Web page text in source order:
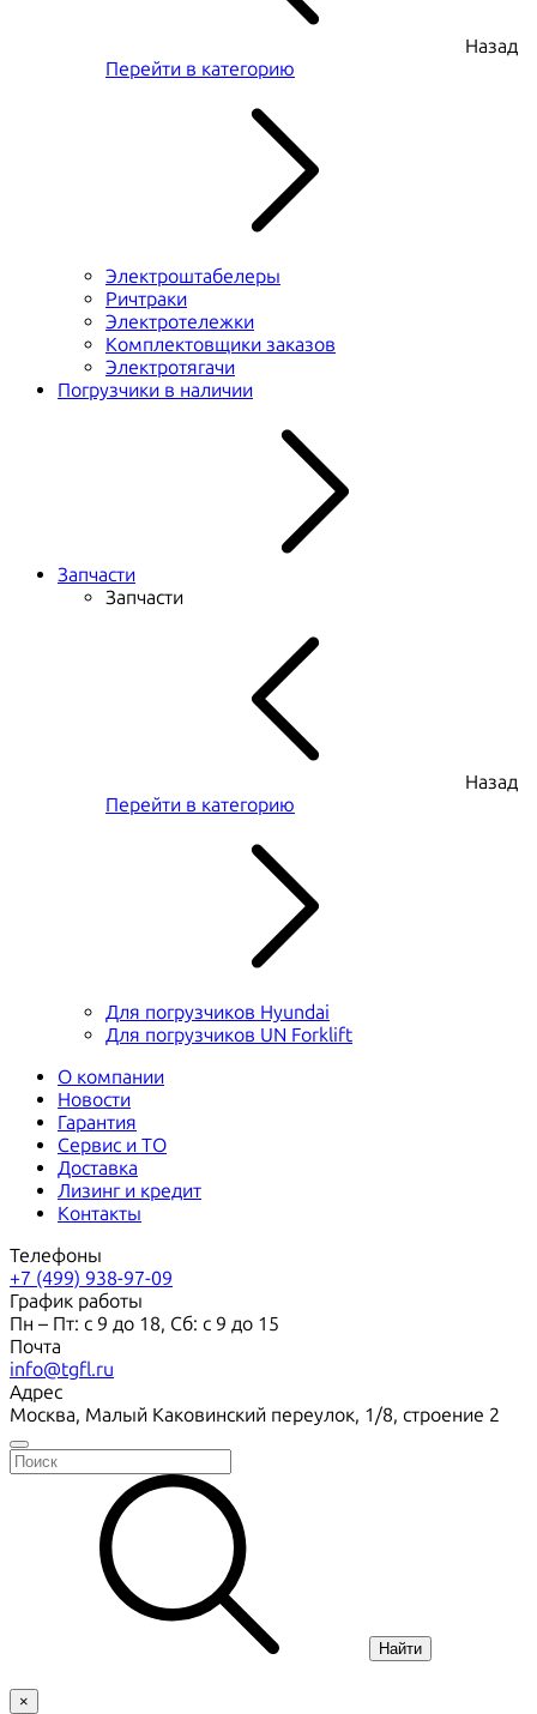
Назад
Перейти в категорию
Электроштабелеры
Ричтраки
Электротележки
Комплектовщики заказов
Электротягачи
Погрузчики в наличии
Запчасти
Запчасти
Назад
Перейти в категорию
Для погрузчиков Hyundai
Для погрузчиков UN Forklift
О компании
Новости
Гарантия
Сервис и ТО
Доставка
Лизинг и кредит
Контакты
Телефоны
+7 (499) 938-97-09
График работы
Пн – Пт: с 9 до 18, Сб: с 9 до 15
Почта
info@tgfl.ru
Адрес
Москва, Малый Каковинский переулок, 1/8, строение 2
Найти
×